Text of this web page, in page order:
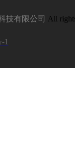
技有限公司 All
1